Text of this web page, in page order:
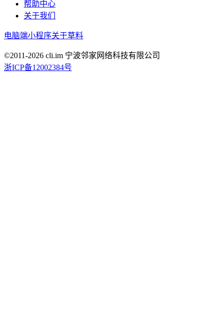
帮助中心
关于我们
电脑端小程序关于草料
©2011-2026 cli.im 宁波邻家网络科技有限公司
浙ICP备12002384号